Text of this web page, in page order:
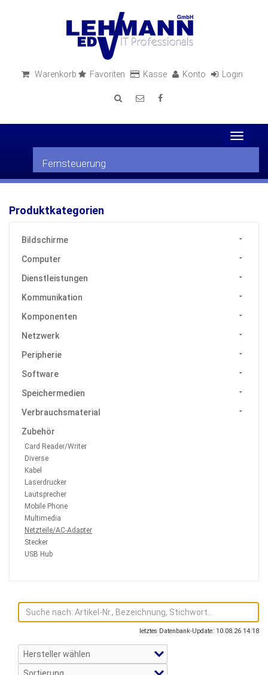
Warenkorb Favoriten Kasse Konto Login
Toggle
Fernsteuerung
Produktkategorien
Bildschirme
Computer
Dienstleistungen
Kommunikation
Komponenten
Netzwerk
Peripherie
Software
Speichermedien
Verbrauchsmaterial
Zubehör
Card Reader/Writer
Diverse
Kabel
Laserdrucker
Lautsprecher
Mobile Phone
Multimedia
Netzteile/AC-Adapter
Stecker
USB Hub
letztes Datenbank-Update: 10.08.26 14:18